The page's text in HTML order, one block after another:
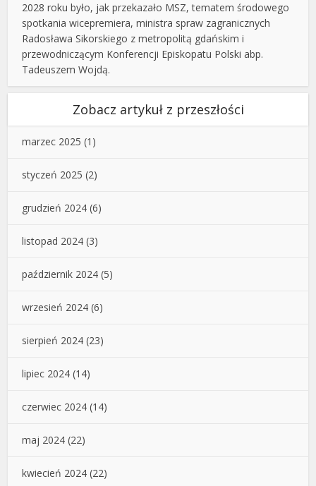
2028 roku było, jak przekazało MSZ, tematem środowego
spotkania wicepremiera, ministra spraw zagranicznych
Radosława Sikorskiego z metropolitą gdańskim i
przewodniczącym Konferencji Episkopatu Polski abp.
Tadeuszem Wojdą.
Zobacz artykuł z przeszłości
marzec 2025 (1)
styczeń 2025 (2)
grudzień 2024 (6)
listopad 2024 (3)
październik 2024 (5)
wrzesień 2024 (6)
sierpień 2024 (23)
lipiec 2024 (14)
czerwiec 2024 (14)
maj 2024 (22)
kwiecień 2024 (22)